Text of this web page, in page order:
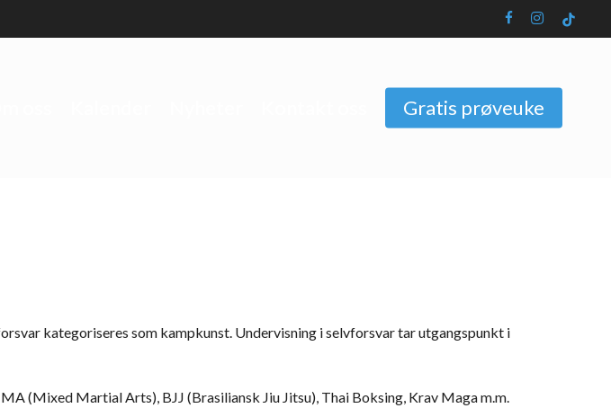
facebookinstagram
tiktok
Gratis prøveuke
kategoriseres som kampkunst. Undervisning i selvforsvar tar utgangspunkt i
(Mixed Martial Arts), BJJ (Brasiliansk Jiu Jitsu), Thai Boksing, Krav Maga m.m.